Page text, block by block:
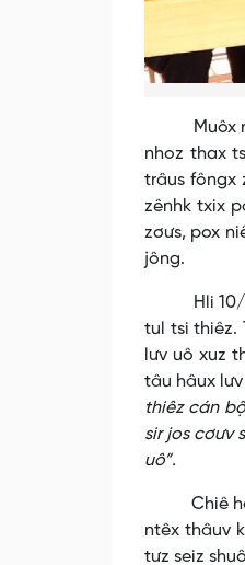
Muôx ntu
nhoz thax
trâus fôngx
zênhk txix
zơưs, pox
jông.
Hli 10/
tul tsi thiêz.
lưv uô xuz
tâu hâux
thiêz cán
sir jos cơưv
uô”.
Chiê học
ntêx thâuv
tưz seiz